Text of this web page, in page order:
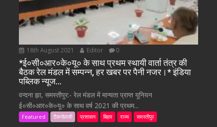
18th August 2021 Editor 0
*ई०सी०आर०के०यू० के साथ प्रथम स्थायी वार्ता तंत्र की
बैठक रेल मंडल में सम्पन्न, हर खबर पर पैनी नजर।* इंडिया
पब्लिक न्यूज…
वन्दना झा, समस्तीपुर:- रेल मंडल में मान्यता प्राप्त यूनियन
ई०सी०आर०के०यू० के साथ वर्ष 2021 की प्रथम...
Featured टैकनोलजी प्रशासन बिहार राज्य समस्तीपुर